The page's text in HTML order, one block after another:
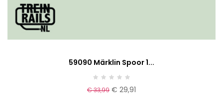
59090 Märklin Spoor 1...
€ 33,99 € 29,91